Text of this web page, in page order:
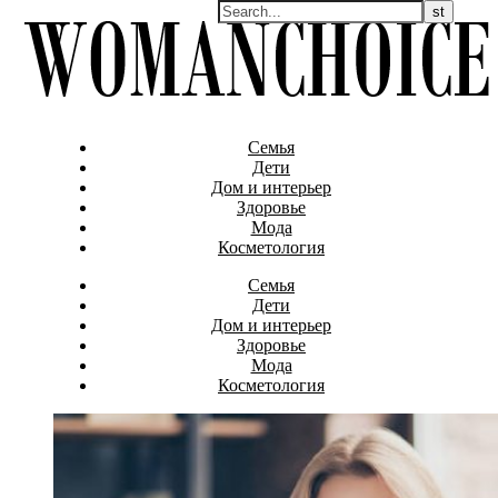
Семья
Дети
Дом и интерьер
Здоровье
Мода
Косметология
Семья
Дети
Дом и интерьер
Здоровье
Мода
Косметология